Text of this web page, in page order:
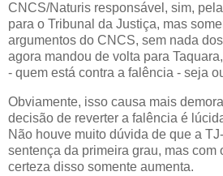
CNCS/Naturis responsável, sim,
para o Tribunal da Justiça, mas
argumentos do CNCS, sem nada
agora mandou de volta para
- quem está contra a falência - seja
Obviamente, isso causa mais
decisão de reverter a falência é
Não houve muito dúvida de que a
sentença da primeira grau, mas com
certeza disso somente aumenta.